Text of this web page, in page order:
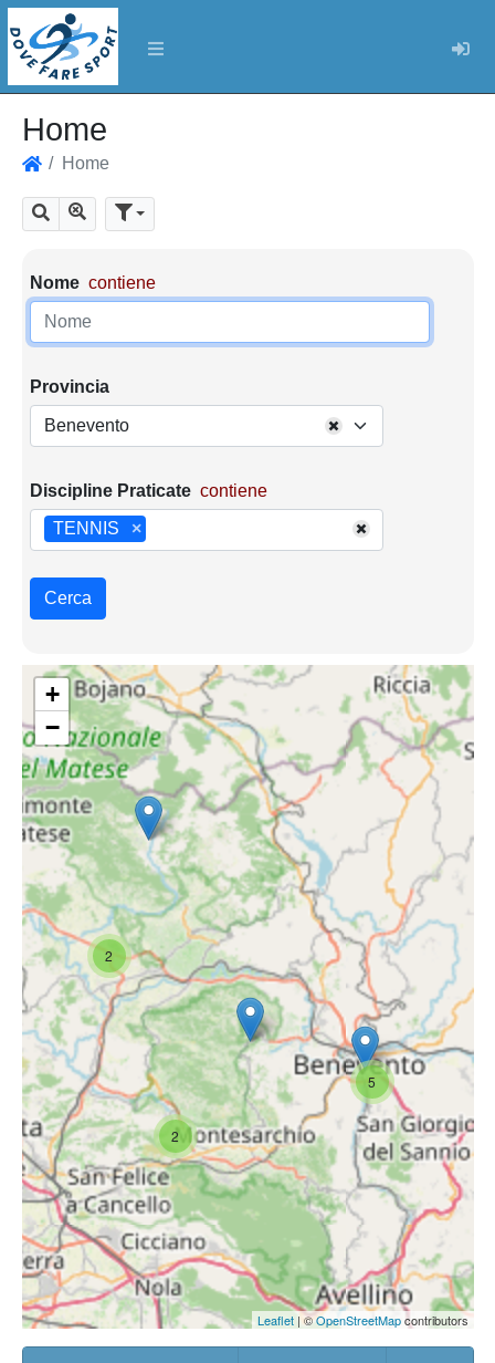
Home
Home
Cerca Mostra tutti i risultati
Parametri di ricerca
Nome contiene
Provincia
Benevento
Discipline Praticate contiene
×
TENNIS
Cerca
2
2
5
+
−
Leaflet| ©OpenStreetMapcontributors